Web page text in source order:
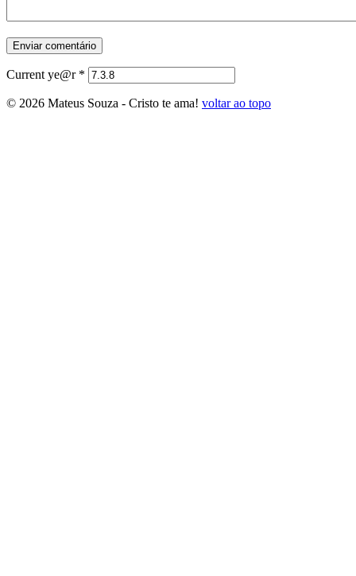
Current ye@r *
© 2026 Mateus Souza - Cristo te ama! voltar ao topo